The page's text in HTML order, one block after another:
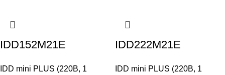
IDD152M21E
IDD mini PLUS (220В, 1
IDD222M21E
IDD mini PLUS (220В, 1